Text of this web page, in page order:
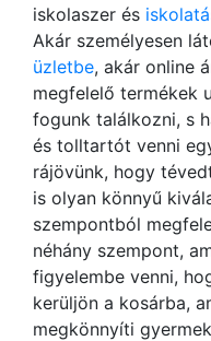
iskolaszer és
Akár személyesen
üzletbe, akár online
megfelelő termékek
fogunk találkozni, s
és tolltartót venni
rájövünk, hogy
is olyan könnyű
szempontból
néhány szempont,
figyelembe venni,
kerüljön a kosárba,
megkönnyíti